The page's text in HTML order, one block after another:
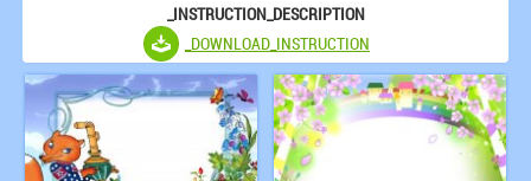
_INSTRUCTION_DESCRIPTION
_DOWNLOAD_INSTRUCTION